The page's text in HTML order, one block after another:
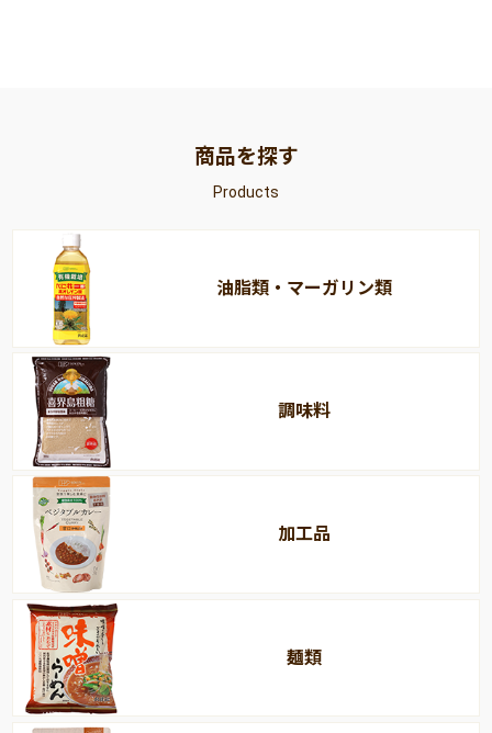
商品を探す
Products
油脂類・マーガリン類
調味料
加工品
麺類